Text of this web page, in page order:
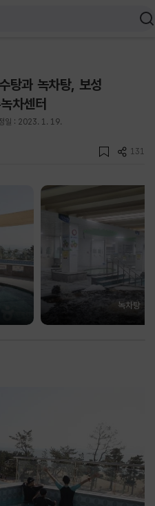
탕과 녹차탕, 보성
차센터
일 : 2023. 1. 19.
131
녹차탕